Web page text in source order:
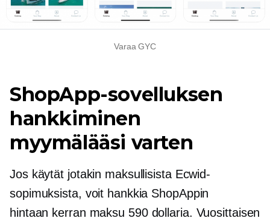
Varaa GYC
ShopApp-sovelluksen
hankkiminen
myymälääsi varten
Jos käytät jotakin maksullisista Ecwid-
sopimuksista, voit hankkia ShopAppin
hintaan kerran maksu 590 dollaria. Vuosittaisen